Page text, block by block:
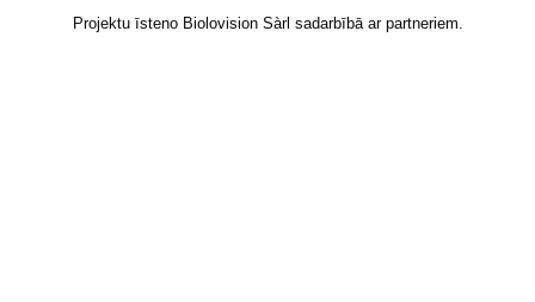
Projektu īsteno Biolovision Sàrl sadarbībā ar partneriem.